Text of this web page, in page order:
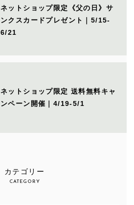
ネットショップ限定《父の日》サ
ンクスカードプレゼント｜5/15-
6/21
ネットショップ限定 送料無料キャ
ンペーン開催｜4/19-5/1
カテゴリー
CATEGORY